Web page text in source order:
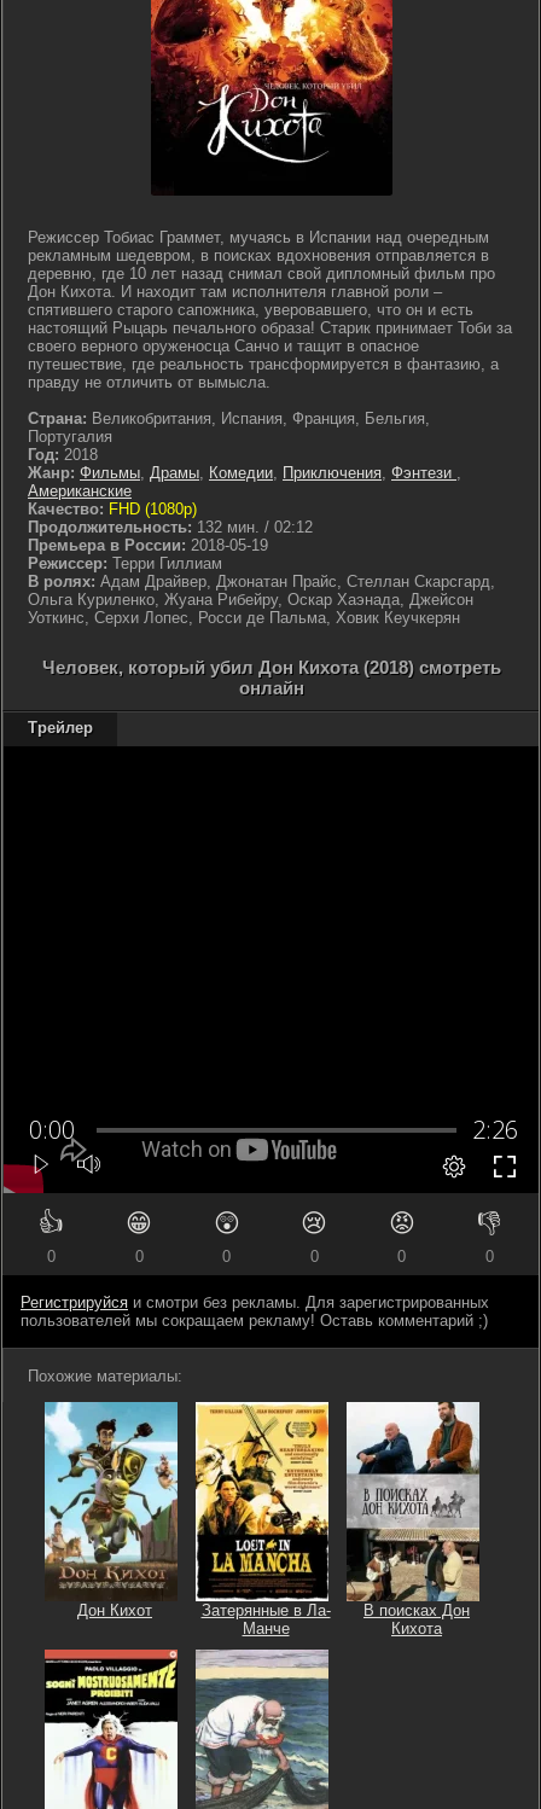
Режиссер Тобиас Граммет, мучаясь в Испании над очередным
рекламным шедевром, в поисках вдохновения отправляется в
деревню, где 10 лет назад снимал свой дипломный фильм про
Дон Кихота. И находит там исполнителя главной роли –
спятившего старого сапожника, уверовавшего, что он и есть
настоящий Рыцарь печального образа! Старик принимает Тоби за
своего верного оруженосца Санчо и тащит в опасное
путешествие, где реальность трансформируется в фантазию, а
правду не отличить от вымысла.
Страна: Великобритания, Испания, Франция, Бельгия,
Португалия
Год: 2018
Жанр: Фильмы, Драмы, Комедии, Приключения, Фэнтези ,
Американские
Качество: FHD (1080p)
Продолжительность: 132 мин. / 02:12
Премьера в России: 2018-05-19
Режиссер: Терри Гиллиам
В ролях: Адам Драйвер, Джонатан Прайс, Стеллан Скарсгард,
Ольга Куриленко, Жуана Рибейру, Оскар Хаэнада, Джейсон
Уоткинс, Серхи Лопес, Росси де Пальма, Ховик Кеучкерян
Человек, который убил Дон Кихота (2018) смотреть
онлайн
Трейлер
👍
0
😁
0
😲
0
😢
0
😡
0
👎
0
Регистрируйся и смотри без рекламы. Для зарегистрированных
пользователей мы сокращаем рекламу! Оставь комментарий ;)
Похожие материалы:
Дон Кихот
Затерянные в Ла-
Манче
В поисках Дон
Кихота